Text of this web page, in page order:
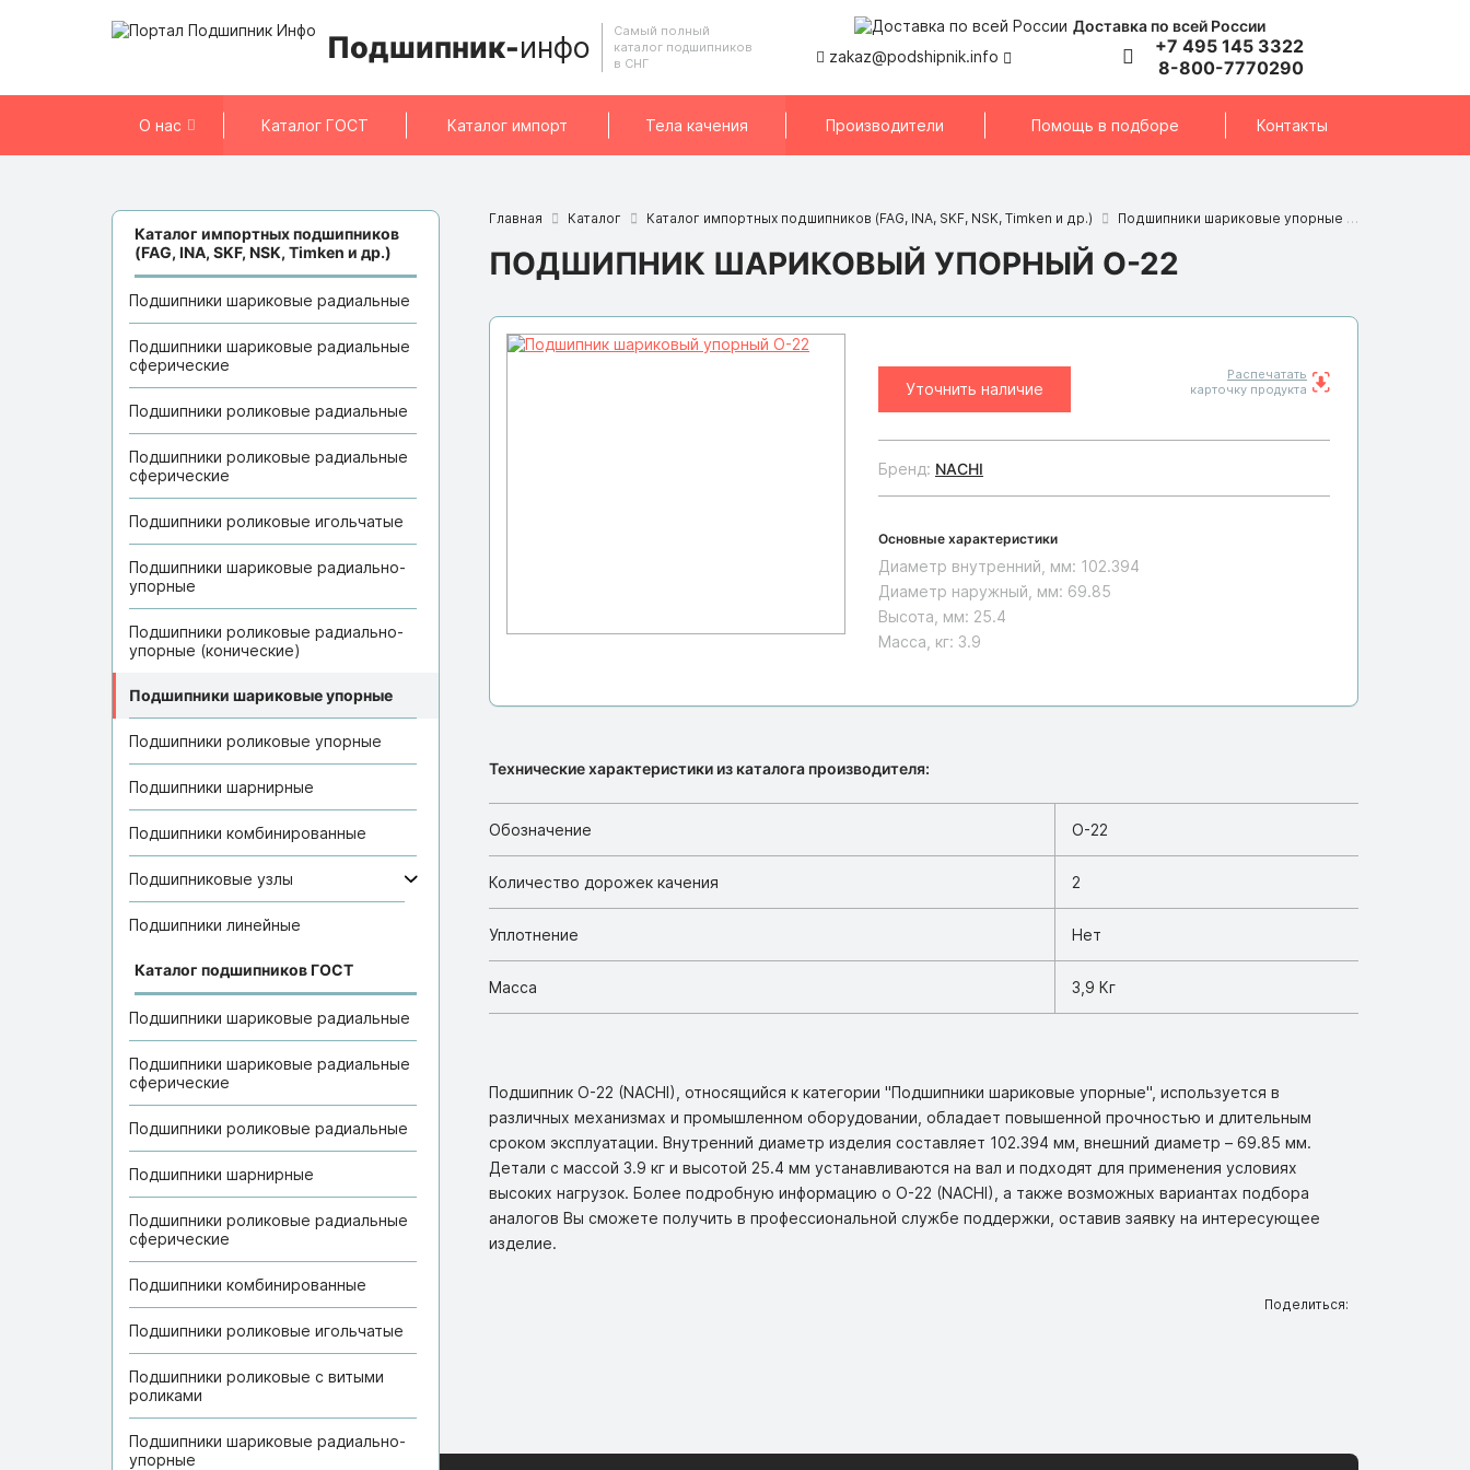
Подшипник-инфо
Самый полный
каталог подшипников
в СНГ
Доставка по всей России
zakaz@podshipnik.info
+7 495 145 3322
8-800-7770290
О нас Каталог ГОСТ Каталог импорт Тела качения Производители Помощь в подборе Контакты
Каталог импортных подшипников
(FAG, INA, SKF, NSK, Timken и др.)
Подшипники шариковые радиальные
Подшипники шариковые радиальные
сферические
Подшипники роликовые радиальные
Подшипники роликовые радиальные
сферические
Подшипники роликовые игольчатые
Подшипники шариковые радиально-
упорные
Подшипники роликовые радиально-
упорные (конические)
Подшипники шариковые упорные
Подшипники роликовые упорные
Подшипники шарнирные
Подшипники комбинированные
Подшипниковые узлы
Подшипники линейные
Каталог подшипников ГОСТ
Подшипники шариковые радиальные
Подшипники шариковые радиальные
сферические
Подшипники роликовые радиальные
Подшипники шарнирные
Подшипники роликовые радиальные
сферические
Подшипники комбинированные
Подшипники роликовые игольчатые
Подшипники роликовые с витыми
роликами
Подшипники шариковые радиально-
упорные
Главная Каталог Каталог импортных подшипников (FAG, INA, SKF, NSK, Timken и др.) Подшипники шариковые упорные
ПОДШИПНИК ШАРИКОВЫЙ УПОРНЫЙ O-22
Уточнить наличие
Распечатать
карточку продукта
Бренд: NACHI
Основные характеристики
Диаметр внутренний, мм: 102.394
Диаметр наружный, мм: 69.85
Высота, мм: 25.4
Масса, кг: 3.9
Технические характеристики из каталога производителя:
Обозначение O-22
Количество дорожек качения 2
Уплотнение Нет
Масса 3,9 Кг
Подшипник O-22 (NACHI), относящийся к категории "Подшипники шариковые упорные", используется в
различных механизмах и промышленном оборудовании, обладает повышенной прочностью и длительным
сроком эксплуатации. Внутренний диаметр изделия составляет 102.394 мм, внешний диаметр – 69.85 мм.
Детали с массой 3.9 кг и высотой 25.4 мм устанавливаются на вал и подходят для применения условиях
высоких нагрузок. Более подробную информацию о O-22 (NACHI), а также возможных вариантах подбора
аналогов Вы сможете получить в профессиональной службе поддержки, оставив заявку на интересующее
изделие.
Поделиться: